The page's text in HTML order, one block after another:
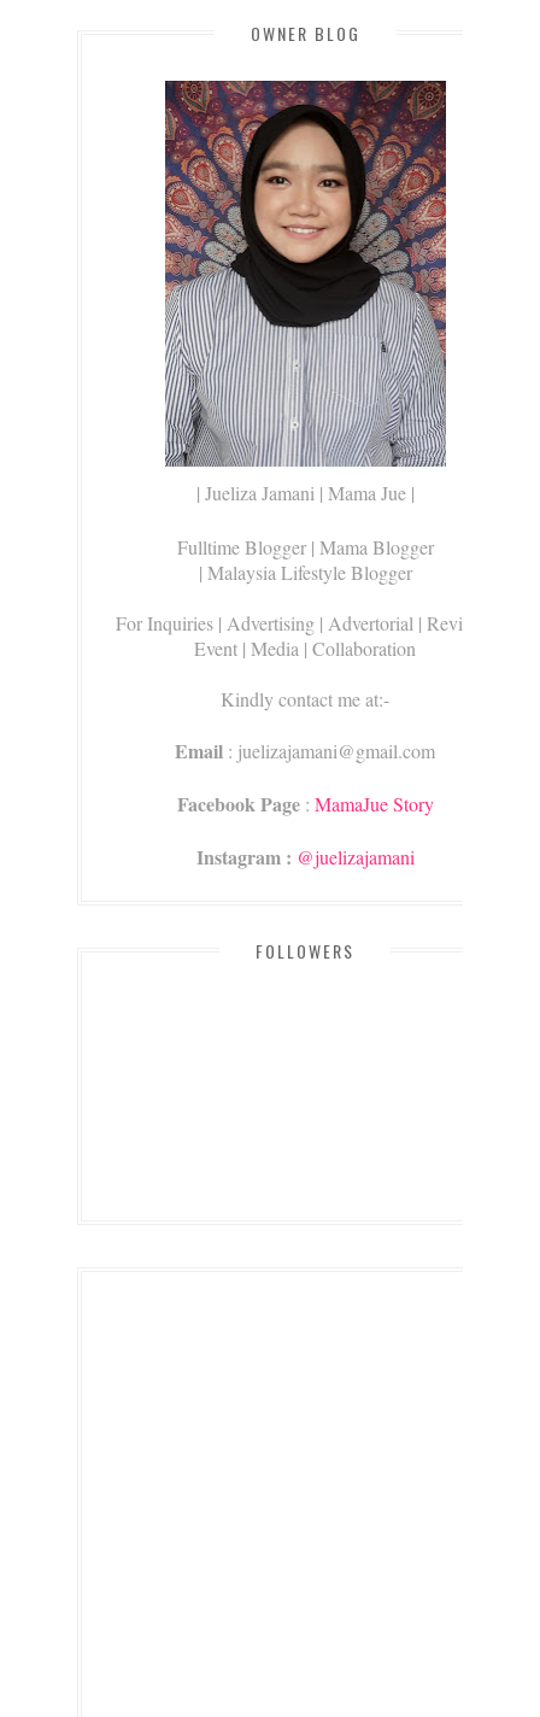
OWNER BLOG
| Jueliza Jamani | Mama Jue |
Fulltime Blogger | Mama Blogger
| Malaysia Lifestyle Blogger
For Inquiries | Advertising | Advertorial | Review |
Event | Media | Collaboration
Kindly contact me at:-
Email : juelizajamani@gmail.com
Facebook Page: MamaJue Story
Instagram : @juelizajamani
FOLLOWERS